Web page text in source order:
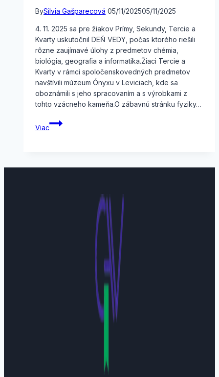
BySilvia Gašparecová 05/11/202505/11/2025
4. 11. 2025 sa pre žiakov Prímy, Sekundy, Tercie a
Kvarty uskutočnil DEŇ VEDY, počas ktorého riešili
rôzne zaujímavé úlohy z predmetov chémia,
biológia, geografia a informatika.Žiaci Tercie a
Kvarty v rámci spoločenskovedných predmetov
navštívili múzeum Ónyxu v Leviciach, kde sa
oboznámili s jeho spracovaním a s výrobkami z
tohto vzácneho kameňa.O zábavnú stránku fyziky…
Viac
Deň
vedy